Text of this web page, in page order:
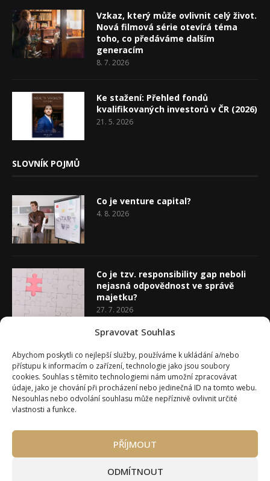
Spravovat Souhlas
Abychom poskytli co nejlepší služby, používáme k ukládání a/nebo
přístupu k informacím o zařízení, technologie jako jsou soubory
cookies. Souhlas s těmito technologiemi nám umožní zpracovávat
údaje, jako je chování při procházení nebo jedinečná ID na tomto webu.
Nesouhlas nebo odvolání souhlasu může nepříznivě ovlivnit určité
vlastnosti a funkce.
PŘÍJMOUT
ODMÍTNOUT
Vzkaz, který může ovlivnit celý život.
Nová filmová série otevírá téma
toho, co předáváme dalším
generacím
8. 7. 2026
Ke stažení: Přehled fondů
kvalifikovaných investorů v ČR (2026)
21. 5. 2026
SLOVNÍK POJMŮ
Co je venture capital?
4. 8. 2026
Co je tzv. responsibility gap neboli
nejasná odpovědnost ve správě
majetku?
27. 7. 2026
20. 7. 2026
O Wealth Magazínu Můj účet
Kontakty
Máte zájem o spolupráci?
Pravidla používání webu wmag.cz